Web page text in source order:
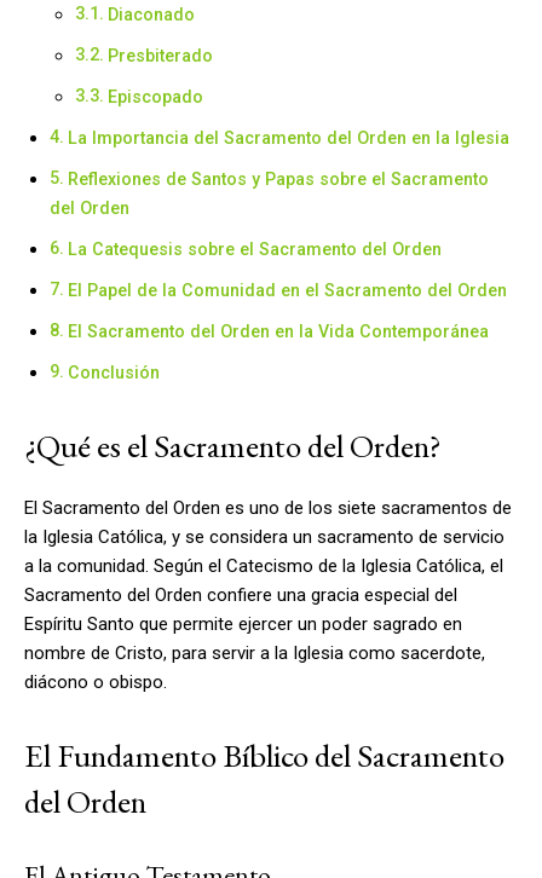
Diaconado
Presbiterado
Episcopado
La Importancia del Sacramento del Orden en la Iglesia
Reflexiones de Santos y Papas sobre el Sacramento
del Orden
La Catequesis sobre el Sacramento del Orden
El Papel de la Comunidad en el Sacramento del Orden
El Sacramento del Orden en la Vida Contemporánea
Conclusión
¿Qué es el Sacramento del Orden?
El Sacramento del Orden es uno de los siete sacramentos de
la Iglesia Católica, y se considera un sacramento de servicio
a la comunidad. Según el Catecismo de la Iglesia Católica, el
Sacramento del Orden confiere una gracia especial del
Espíritu Santo que permite ejercer un poder sagrado en
nombre de Cristo, para servir a la Iglesia como sacerdote,
diácono o obispo.
El Fundamento Bíblico del Sacramento
del Orden